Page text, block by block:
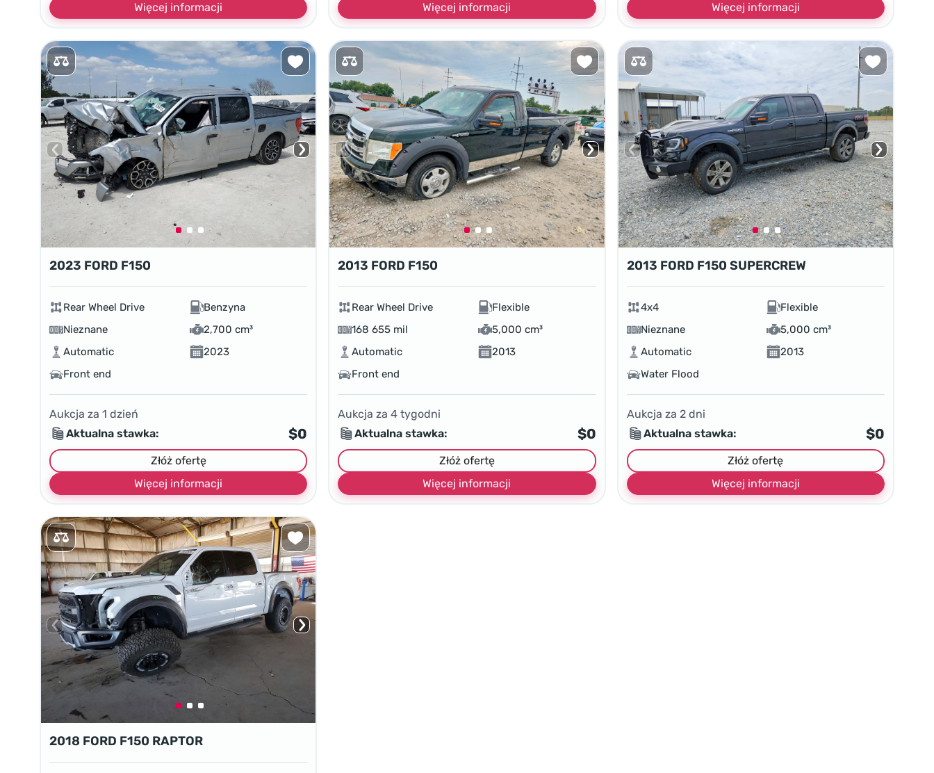
Więcej informacji
Więcej informacji
Więcej informacji
2023 FORD F150
Rear Wheel Drive
Benzyna
Nieznane
2,700 cm³
Automatic
2023
Front end
Aukcja za 1 dzień
Aktualna stawka:
$0
Złóż ofertę
Więcej informacji
2013 FORD F150
Rear Wheel Drive
Flexible
168 655 mil
5,000 cm³
Automatic
2013
Front end
Aukcja za4 tygodni
Aktualna stawka:
$0
Złóż ofertę
Więcej informacji
2013 FORD F150 SUPERCREW
4x4
Flexible
Nieznane
5,000 cm³
Automatic
2013
Water Flood
Aukcja za 2dni
Aktualna stawka:
$0
Złóż ofertę
Więcej informacji
2018 FORD F150 RAPTOR